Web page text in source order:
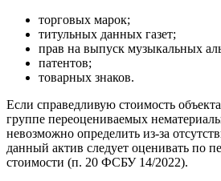
торговых марок;
титульных данных газет;
прав на выпуск музыкальных
патентов;
товарных знаков.
Если справедливую стоимость
группе переоцениваемых
невозможно определить из-за
данный актив следует оценивать по
стоимости (п. 20 ФСБУ 14/2022).